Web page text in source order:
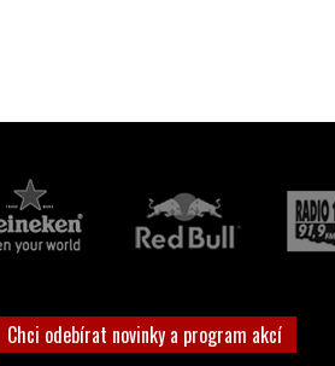
Chci odebírat novinky a program akcí